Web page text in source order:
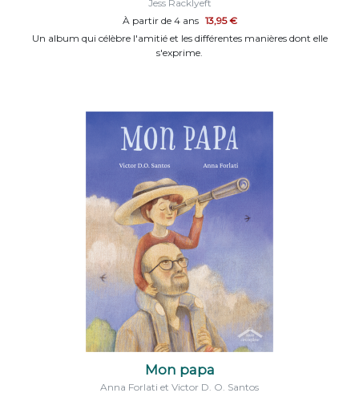
Jess Racklyeft
À partir de 4 ans 13,95 €
Un album qui célèbre l'amitié et les différentes manières dont elle
s'exprime.
Mon papa
Anna Forlati et Victor D. O. Santos